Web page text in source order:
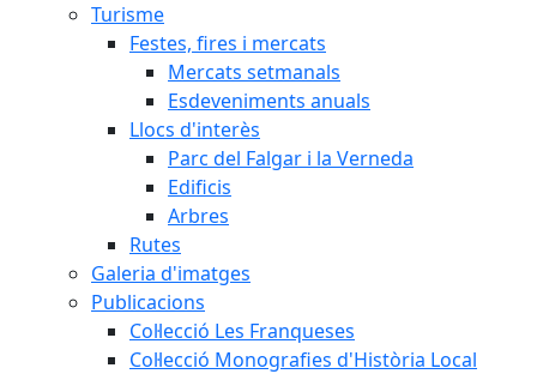
Turisme
Festes, fires i mercats
Mercats setmanals
Esdeveniments anuals
Llocs d'interès
Parc del Falgar i la Verneda
Edificis
Arbres
Rutes
Galeria d'imatges
Publicacions
Col·lecció Les Franqueses
Col·lecció Monografies d'Història Local